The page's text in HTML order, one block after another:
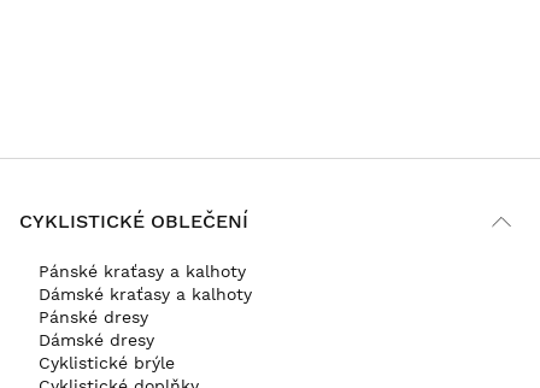
CYKLISTICKÉ OBLEČENÍ
Pánské kraťasy a kalhoty
Dámské kraťasy a kalhoty
Pánské dresy
Dámské dresy
Cyklistické brýle